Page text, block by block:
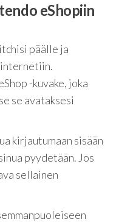
eShopiin
päälle ja
-kuvake, joka
se avataksesi
kirjautumaan sisään
pyydetään. Jos
sellainen